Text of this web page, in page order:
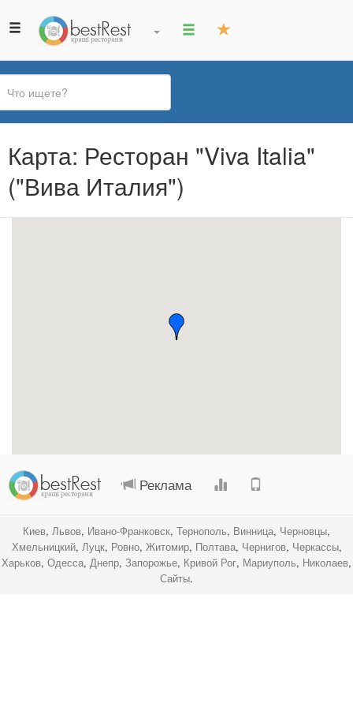
Вы
здесь
Карта: Ресторан "Viva Italia"
("Вива Италия")
Реклама
Киев, Львов, Ивано-Франковск, Тернополь, Винница, Черновцы,
Хмельницкий, Луцк, Ровно, Житомир, Полтава, Чернигов, Черкассы,
Харьков, Одесса, Днепр, Запорожье, Кривой Рог, Мариуполь, Николаев,
Сайты.